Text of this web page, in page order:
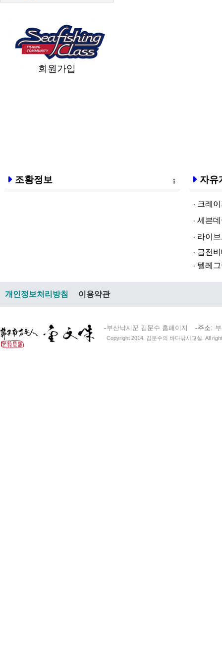
회원가입
조황정보 자유
크레이지
세븐데이
라­이브토­
급전비대면
텔레그램
개인정보처리방침 이용약관
부산낚시꾼 김문수 홈페이지 주소
Copyright 2014. 김문수의 바다낚시교실. All